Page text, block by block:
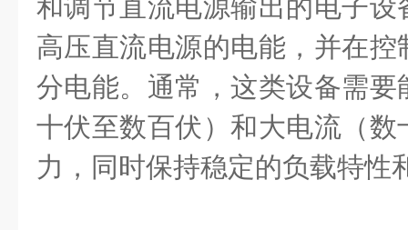
和调节直流电源输出的电子
高压直流电源的电能，并在
分电能。通常，这类设备需
十伏至数百伏）和大电流（
力，同时保持稳定的负载特性